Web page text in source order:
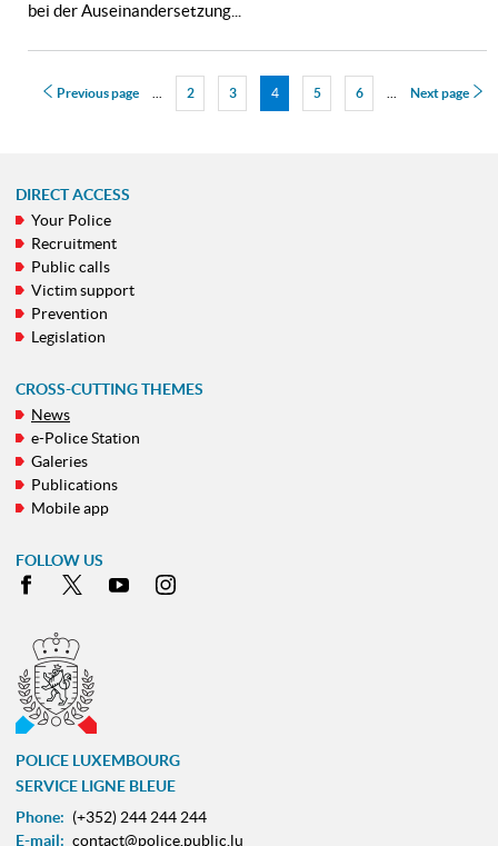
bei der Auseinandersetzung...
Previous page
Page
2
Page
3 Page
4
Page
5
Page
6 Next page
NAVIGATION
MENU
DIRECT ACCESS
Your Police
Recruitment
Public calls
Victim support
Prevention
Legislation
CROSS-CUTTING THEMES
News
e-Police Station
Galeries
Publications
Mobile app
FOLLOW US
Facebook
X Youtube
POLICE LUXEMBOURG
SERVICE LIGNE BLEUE
Phone: (+352) 244 244 244
E-mail: contact@police.public.lu